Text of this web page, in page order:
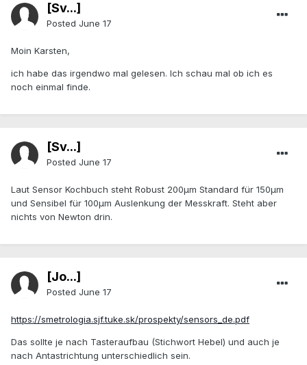
[Sv...]
Posted June 17
Moin Karsten,
ich habe das irgendwo mal gelesen. Ich schau mal ob ich es
noch einmal finde.
[Sv...]
Posted June 17
Laut Sensor Kochbuch steht Robust 200µm Standard für 150µm
und Sensibel für 100µm Auslenkung der Messkraft. Steht aber
nichts von Newton drin.
[Jo...]
Posted June 17
https://smetrologia.sjf.tuke.sk/prospekty/sensors_de.pdf
Das sollte je nach Tasteraufbau (Stichwort Hebel) und auch je
nach Antastrichtung unterschiedlich sein.